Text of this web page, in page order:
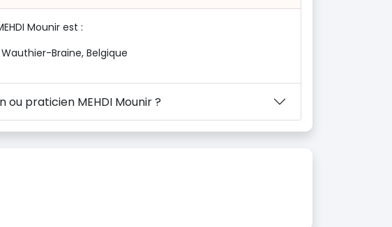
Mounir est :
Braine, Belgique
praticien MEHDI Mounir ?